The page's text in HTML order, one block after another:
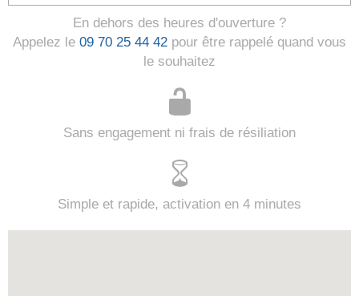
En dehors des heures d'ouverture ?
Appelez le 09 70 25 44 42 pour être rappelé quand vous
le souhaitez
Sans engagement ni frais de résiliation
Simple et rapide, activation en 4 minutes